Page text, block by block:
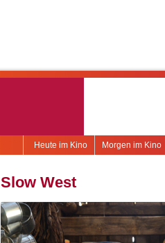
Morgen im Kino
Heute im Kino
Slow West